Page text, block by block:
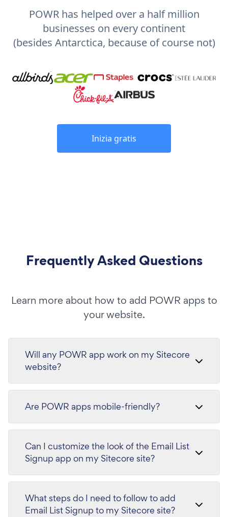
POWR has helped over a half million
businesses on every continent
(besides Antarctica, because of course not)
Inizia gratis
Frequently Asked Questions
Learn more about how to add POWR apps to
your website.
Will any POWR app work on my Sitecore
website?
Are POWR apps mobile-friendly?
Can I customize the look of the Email List
Signup app on my Sitecore site?
What steps do I need to follow to add
Email List Signup to my Sitecore site?